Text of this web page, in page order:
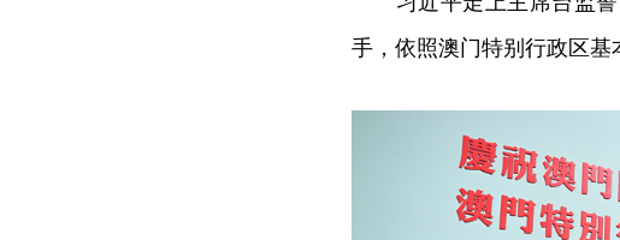
手，依照澳门特别行政区基